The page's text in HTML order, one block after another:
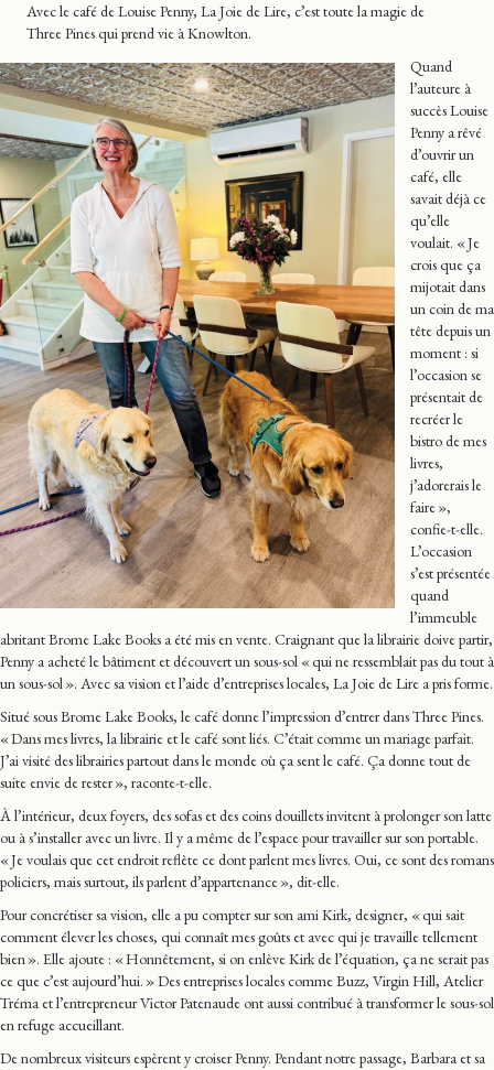
Avec le café de Louise Penny, La Joie de Lire, c’est toute la magie de
Three Pines qui prend vie à Knowlton.
Quand
l’auteure à
succès Louise
Penny a rêvé
d’ouvrir un
café, elle
savait déjà ce
qu’elle
voulait. « Je
crois que ça
mijotait dans
un coin de ma
tête depuis un
moment : si
l’occasion se
présentait de
recréer le
bistro de mes
livres,
j’adorerais le
faire »,
confie-t-elle.
L’occasion
s’est présentée
quand
l’immeuble
abritant Brome Lake Books a été mis en vente. Craignant que la librairie doive partir,
Penny a acheté le bâtiment et découvert un sous-sol « qui ne ressemblait pas du tout à
un sous-sol ». Avec sa vision et l’aide d’entreprises locales, La Joie de Lire a pris forme.
Situé sous Brome Lake Books, le café donne l’impression d’entrer dans Three Pines.
« Dans mes livres, la librairie et le café sont liés. C’était comme un mariage parfait.
J’ai visité des librairies partout dans le monde où ça sent le café. Ça donne tout de
suite envie de rester », raconte-t-elle.
À l’intérieur, deux foyers, des sofas et des coins douillets invitent à prolonger son latte
ou à s’installer avec un livre. Il y a même de l’espace pour travailler sur son portable.
« Je voulais que cet endroit reflète ce dont parlent mes livres. Oui, ce sont des romans
policiers, mais surtout, ils parlent d’appartenance », dit-elle.
Pour concrétiser sa vision, elle a pu compter sur son ami Kirk, designer, « qui sait
comment élever les choses, qui connaît mes goûts et avec qui je travaille tellement
bien ». Elle ajoute : « Honnêtement, si on enlève Kirk de l’équation, ça ne serait pas
ce que c’est aujourd’hui. » Des entreprises locales comme Buzz, Virgin Hill, Atelier
Tréma et l’entrepreneur Victor Patenaude ont aussi contribué à transformer le sous-sol
en refuge accueillant.
De nombreux visiteurs espèrent y croiser Penny. Pendant notre passage, Barbara et sa